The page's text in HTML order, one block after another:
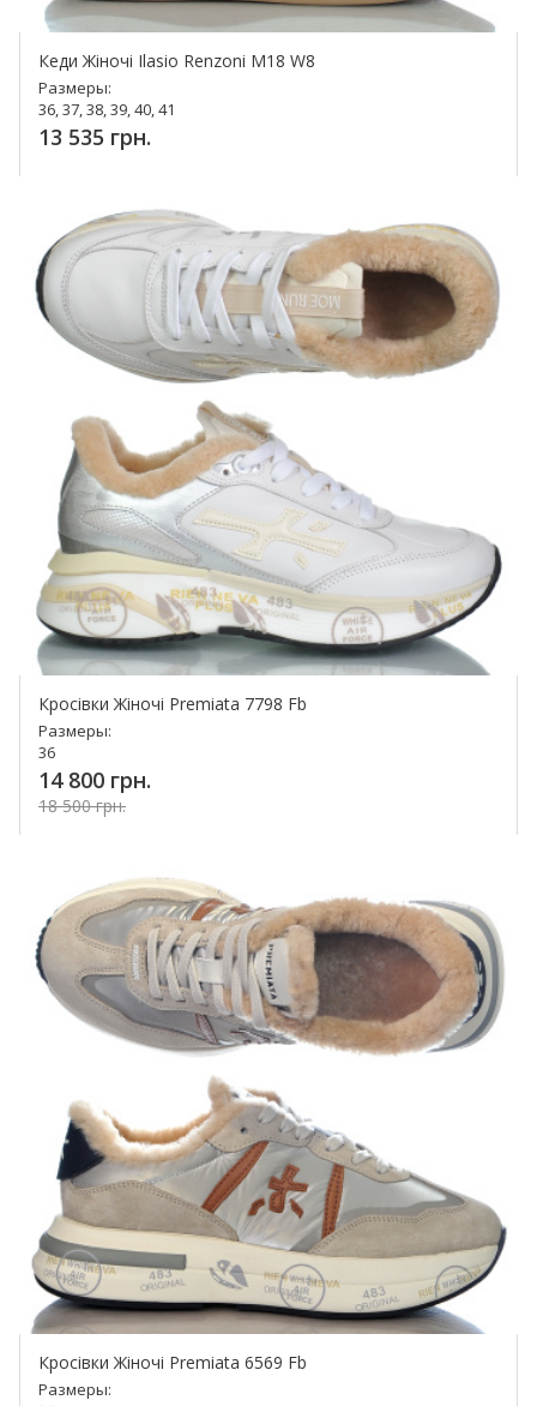
Кеди Жіночі Ilasio Renzoni М18 W8
Размеры:
36, 37, 38, 39, 40, 41
13 535 грн.
Кросівки Жіночі Premiata 7798 Fb
Размеры:
36
14 800 грн.
18 500 грн.
Кросівки Жіночі Premiata 6569 Fb
Размеры: